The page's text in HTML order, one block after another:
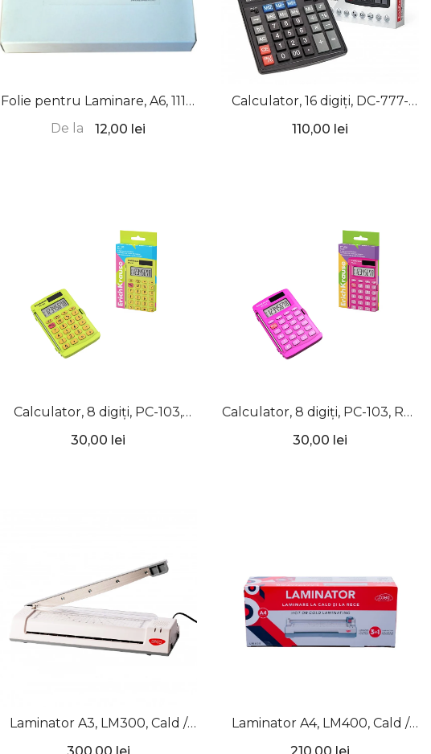
Folie pentru Laminare, A6, 111 x
154 mm, Optima
De la 12,00 lei
Calculator, 16 digiți, DC-777-
16N, ErichKrause
110,00 lei
Calculator, 8 digiți, PC-103,
Galben Neon, ErichKrause
30,00 lei
Calculator, 8 digiți, PC-103, Roz
Neon, ErichKrause
30,00 lei
Laminator A3, LM300, Cald /
Rece, Daco
300,00 lei
Laminator A4, LM400, Cald /
Rece, Daco
210,00 lei